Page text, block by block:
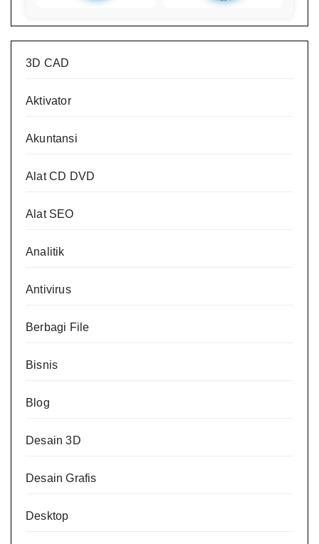
3D CAD
Aktivator
Akuntansi
Alat CD DVD
Alat SEO
Analitik
Antivirus
Berbagi File
Bisnis
Blog
Desain 3D
Desain Grafis
Desktop